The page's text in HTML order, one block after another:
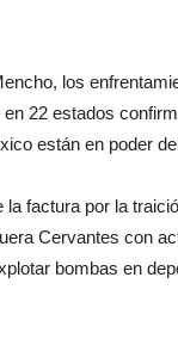
los
22 estados
están en poder
la factura por la
Cervantes con
bombas en